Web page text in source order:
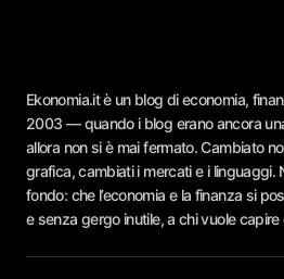
Ekonomia.it è un blog di economia,
2003 — quando i blog erano ancora
allora non si è mai fermato. Cambiato
grafica, cambiati i mercati e i linguaggi.
fondo: che l’economia e la finanza si
e senza gergo inutile, a chi vuole